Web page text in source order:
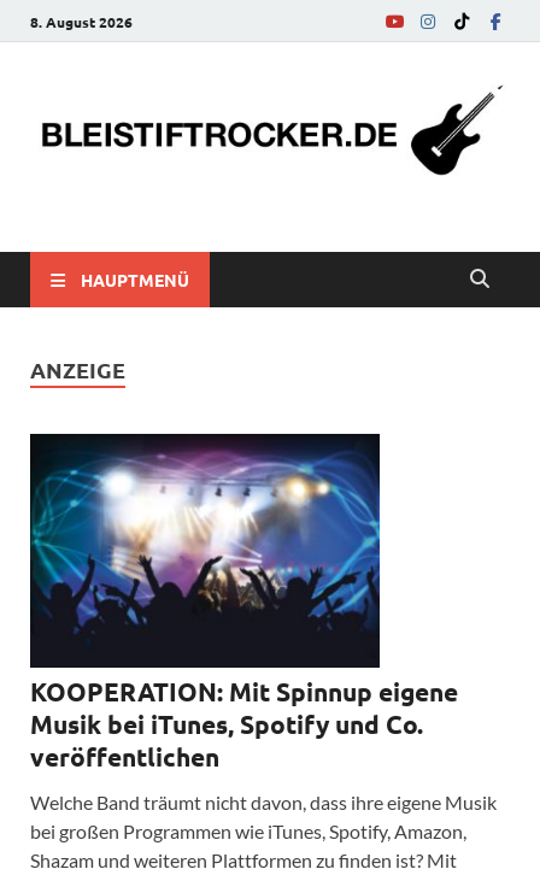
8. August 2026
bleistiftrocker.de
HAUPTMENÜ
ANZEIGE
KOOPERATION: Mit Spinnup eigene
Musik bei iTunes, Spotify und Co.
veröffentlichen
Welche Band träumt nicht davon, dass ihre eigene Musik
bei großen Programmen wie iTunes, Spotify, Amazon,
Shazam und weiteren Plattformen zu finden ist? Mit